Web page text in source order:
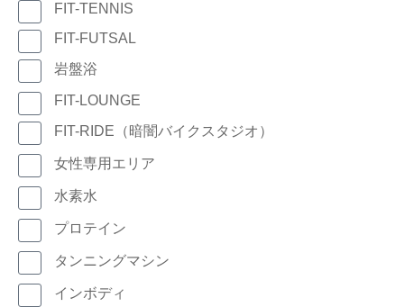
FIT-TENNIS
FIT-FUTSAL
岩盤浴
FIT-LOUNGE
FIT-RIDE（暗闇バイクスタジオ）
女性専用エリア
水素水
プロテイン
タンニングマシン
インボディ